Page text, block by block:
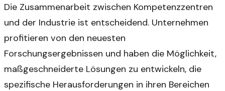
Die Zusammenarbeit zwischen Kompetenzzentren
und der Industrie ist entscheidend. Unternehmen
profitieren von den neuesten
Forschungsergebnissen und haben die Möglichkeit,
maßgeschneiderte Lösungen zu entwickeln, die
spezifische Herausforderungen in ihren Bereichen